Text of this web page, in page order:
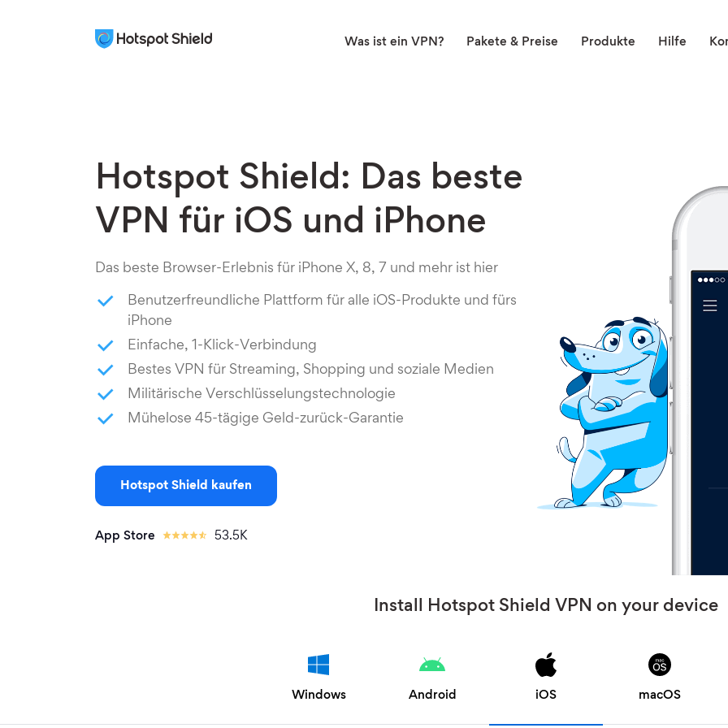
Was ist ein VPN? Pakete & Preise Produkte Hilfe
Hotspot Shield: Das beste
VPN für iOS und iPhone
Das beste Browser-Erlebnis für iPhone X, 8, 7 und mehr ist hier
Benutzerfreundliche Plattform für alle iOS-Produkte und fürs
iPhone
Einfache, 1-Klick-Verbindung
Bestes VPN für Streaming, Shopping und soziale Medien
Militärische Verschlüsselungstechnologie
Mühelose 45-tägige Geld-zurück-Garantie
Hotspot Shield kaufen
App Store 53.5K
Install Hotspot Shield VPN on your device
Windows Android iOS macOS